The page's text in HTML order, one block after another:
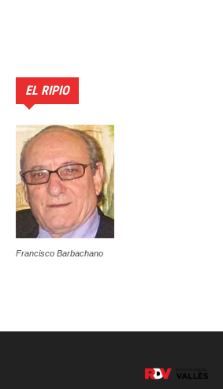
EL RIPIO
Francisco Barbachano